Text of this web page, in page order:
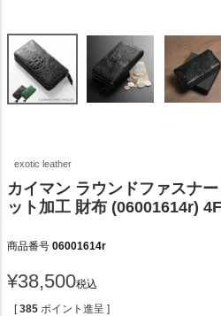
exotic leather
カイマン ラウンドファスナ
ット加工 財布 (06001614r)
商品番号 06001614r
¥38,500税込
[ 385 ポイント進呈 ]